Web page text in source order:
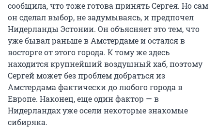
сообщила, что тоже готова принять Сергея. Но сам
он сделал выбор, не задумываясь, и предпочел
Нидерланды Эстонии. Он объясняет это тем, что
уже бывал раньше в Амстердаме и остался в
восторге от этого города. К тому же здесь
находится крупнейший воздушный хаб, поэтому
Сергей может без проблем добраться из
Амстердама фактически до любого города в
Европе. Наконец, еще один фактор — в
Нидерландах уже осели некоторые знакомые
сибиряка.